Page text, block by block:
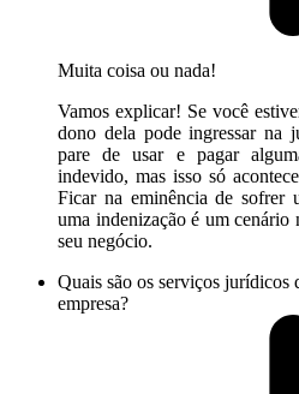
Muita coisa ou nada!
Vamos explicar! Se você
dono dela pode ingressar na
pare de usar e pagar
indevido, mas isso só
Ficar na eminência de sofrer
uma indenização é um
seu negócio.
Quais são os serviços jurídicos
empresa?